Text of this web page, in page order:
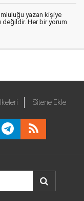
yazan kişiye
değildir. Her bir yorum
Sitene Ekle